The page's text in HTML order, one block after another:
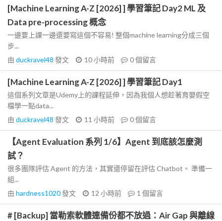
[Machine Learning A-Z [2026] ] 學習筆記 Day2 ML 及
Data pre-processing 概念
一邊要上課一邊還要寫這個不容易! 整個machine learning分成三個
步...
由 duckravel48 發文 10 小時前 0個留言
[Machine Learning A-Z [2026] ] 學習筆記 Day1
這個系列文章是Udemy上的課程延伸，因為我個人想趁著育嬰假空
檔學一點data...
由 duckravel48 發文 11 小時前 0個留言
【Agent Evaluation 系列 1/6】Agent 到底該怎麼測
試？
很多團隊評估 Agent 的方法，其實還停留在評估 Chatbot。 準備一
組...
由 hardness1020發文 12 小時前 1 個留言
# [Backup] 當勒索軟體連備份都不放過：Air Gap 與離線